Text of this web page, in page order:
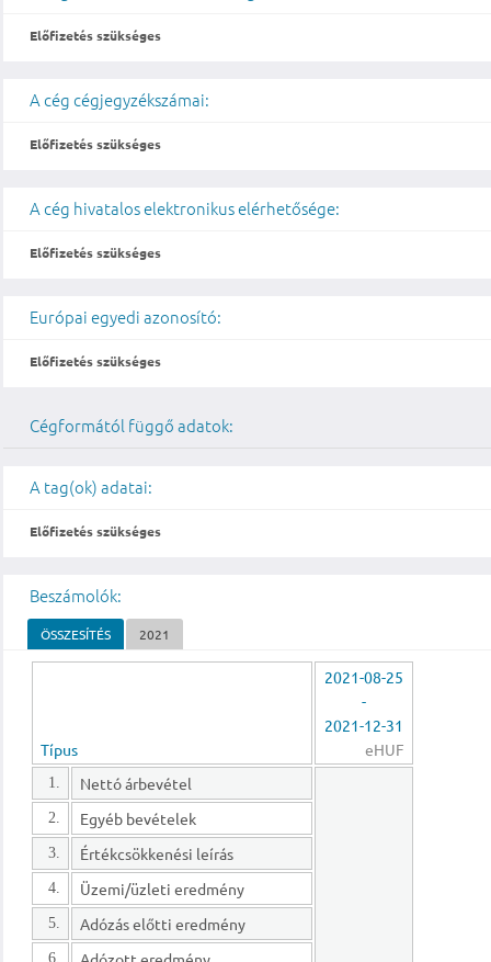
Előfizetés szükséges
A cég cégjegyzékszámai:
Előfizetés szükséges
A cég hivatalos elektronikus elérhetősége:
Előfizetés szükséges
Európai egyedi azonosító:
Előfizetés szükséges
Cégformától függő adatok:
A tag(ok) adatai:
Előfizetés szükséges
Beszámolók:
ÖSSZESÍTÉS 2021
Típus
2021-08-25
-
2021-12-31
eHUF
1. Nettó árbevétel
2. Egyéb bevételek
3. Értékcsökkenési leírás
4. Üzemi/üzleti eredmény
5. Adózás előtti eredmény
6.